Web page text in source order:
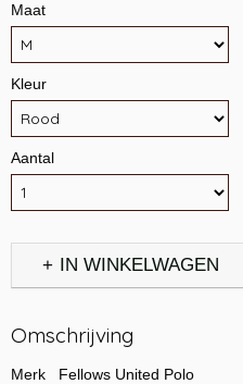
Maat
Kleur
Aantal
IN WINKELWAGEN
Omschrijving
Merk Fellows United Polo